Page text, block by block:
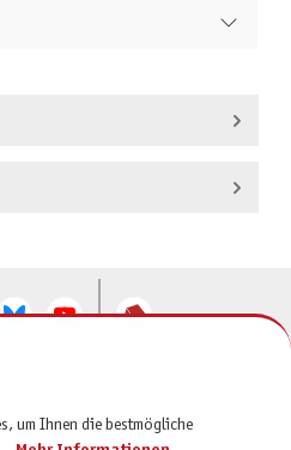
um Ihnen die bestmögliche